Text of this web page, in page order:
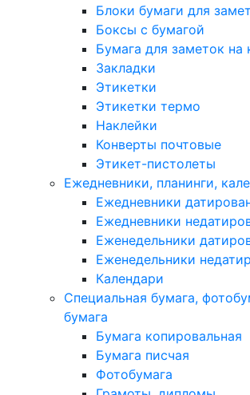
Блоки бумаги для
Боксы с бумагой
Бумага для заметок на
Закладки
Этикетки
Этикетки термо
Наклейки
Конверты почтовые
Этикет-пистолеты
Ежедневники, планинги,
Ежедневники
Ежедневники
Еженедельники
Еженедельники
Календари
Специальная бумага,
бумага
Бумага копировальная
Бумага писчая
Фотобумага